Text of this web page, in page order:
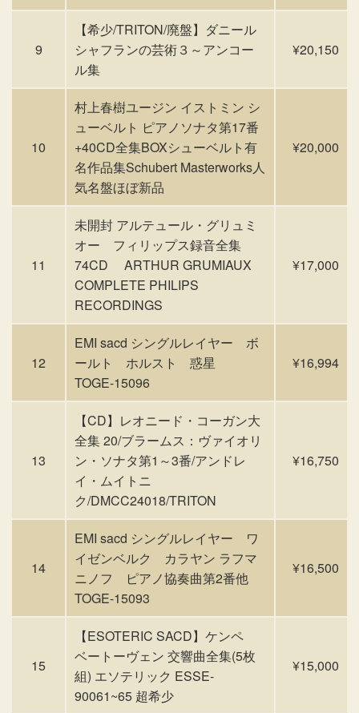
9
【希少/TRITON/廃盤】ダニール
シャフランの芸術３～アンコー
ル集
¥20,150
10
村上春樹ユージン イストミン シ
ューベルト ピアノソナタ第17番
+40CD全集BOXシューベルト有
名作品集Schubert Masterworks人
気名盤ほぼ新品
¥20,000
11
未開封 アルテュール・グリュミ
オー フィリップス録音全集
74CD ARTHUR GRUMIAUX
COMPLETE PHILIPS
RECORDINGS
¥17,000
12
EMI sacd シングルレイヤー ボ
ールト ホルスト 惑星
TOGE-15096
¥16,994
13
【CD】レオニード・コーガン大
全集 20/ブラームス：ヴァイオリ
ン・ソナタ第1～3番/アンドレ
イ・ムイトニ
ク/DMCC24018/TRITON
¥16,750
14
EMI sacd シングルレイヤー ワ
イゼンベルク カラヤン ラフマ
ニノフ ピアノ協奏曲第2番他
TOGE-15093
¥16,500
15
【ESOTERIC SACD】ケンペ
ベートーヴェン 交響曲全集(5枚
組) エソテリック ESSE-
90061~65 超希少
¥15,000